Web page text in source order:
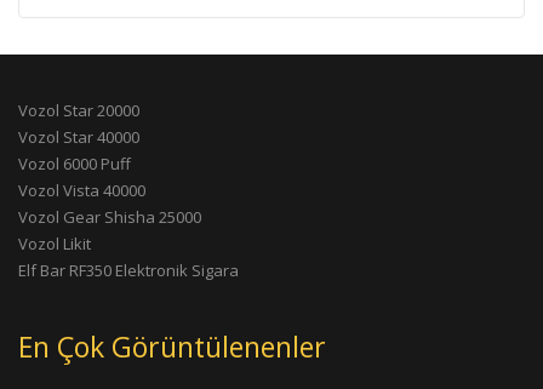
Vozol Star 20000
Vozol Star 40000
Vozol 6000 Puff
Vozol Vista 40000
Vozol Gear Shisha 25000
Vozol Likit
Elf Bar RF350 Elektronik Sigara
En Çok Görüntülenenler